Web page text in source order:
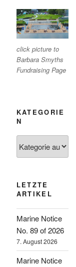
click picture to
Barbara Smyths
Fundraising Page
KATEGORIE
N
LETZTE
ARTIKEL
Marine Notice
No. 89 of 2026
7. August 2026
Marine Notice